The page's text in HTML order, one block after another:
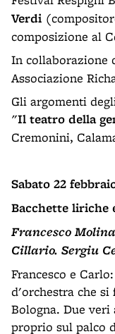
Verdi
composizione al
In collaborazione
Associazione
Gli argomenti
"Il teatro della
Cremonini,
Sabato 22
Bacchette liriche
Francesco
Cillario. Sergiu
Francesco e
d'orchestra che
Bologna. Due
proprio sul palco